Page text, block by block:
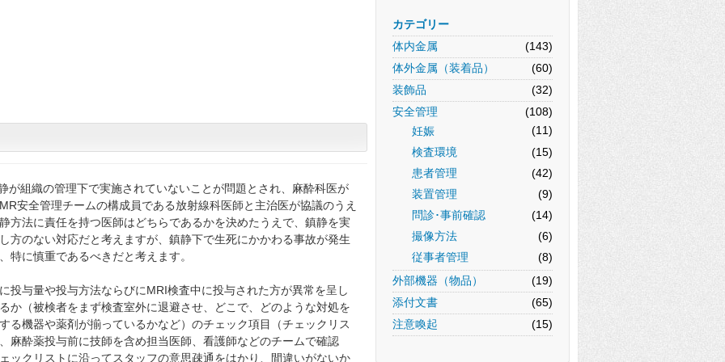
カテゴリー
体内金属
(143)
体外金属（装着品）
(60)
装飾品
(32)
安全管理
(108)
妊娠
(11)
検査環境
(15)
患者管理
(42)
装置管理
(9)
問診･事前確認
(14)
撮像方法
(6)
従事者管理
(8)
外部機器（物品）
(19)
添付文書
(65)
注意喚起
(15)
が組織の管理下で実施されていないことが問題とされ、麻酔科医が
安全管理チームの構成員である放射線科医師と主治医が協議のうえ
方法に責任を持つ医師はどちらであるかを決めたうえで、鎮静を実
方のない対応だと考えますが、鎮静下で生死にかかわる事故が発生
特に慎重であるべきだと考えます。
投与量や投与方法ならびにMRI検査中に投与された方が異常を呈し
か（被検者をまず検査室外に退避させ、どこで、どのような対処を
る機器や薬剤が揃っているかなど）のチェック項目（チェックリス
麻酔薬投与前に技師を含め担当医師、看護師などのチームで確認
ックリストに沿ってスタッフの意思疎通をはかり、間違いがないか